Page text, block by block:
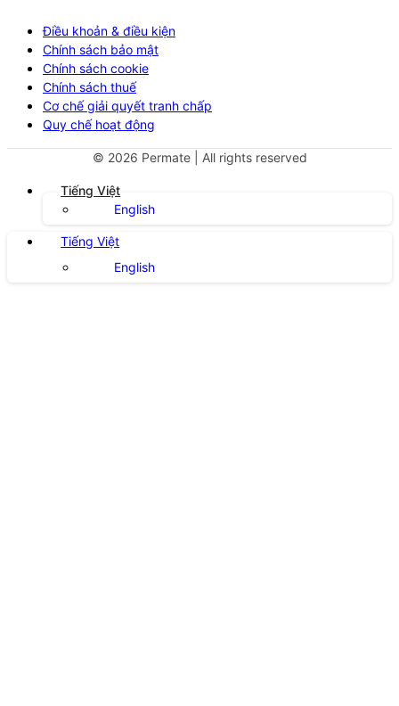
Điều khoản & điều kiện
Chính sách bảo mật
Chính sách cookie
Chính sách thuế
Cơ chế giải quyết tranh chấp
Quy chế hoạt động
© 2026 Permate | All rights reserved
Tiếng Việt
English
Tiếng Việt
English